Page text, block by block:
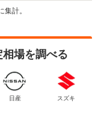
計。
場を調べる
日産 スズキ